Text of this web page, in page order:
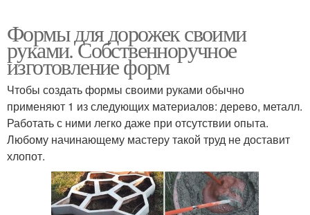
Формы для дорожек своими
руками. Собственноручное
изготовление форм
Чтобы создать формы своими руками обычно
применяют 1 из следующих материалов: дерево, металл.
Работать с ними легко даже при отсутствии опыта.
Любому начинающему мастеру такой труд не доставит
хлопот.